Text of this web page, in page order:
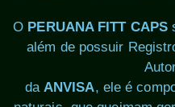
O PERUANA FITT CAPS
além de possuir
da ANVISA, ele é